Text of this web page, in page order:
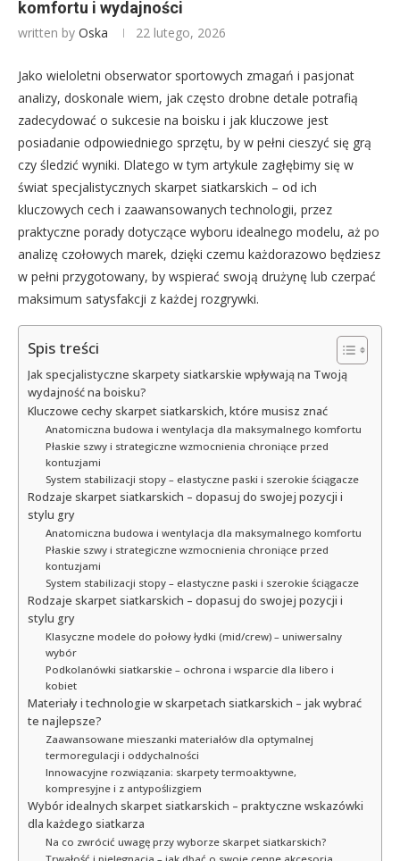
komfortu i wydajności
written by Oska 22 lutego, 2026
Jako wieloletni obserwator sportowych zmagań i pasjonat
analizy, doskonale wiem, jak często drobne detale potrafią
zadecydować o sukcesie na boisku i jak kluczowe jest
posiadanie odpowiedniego sprzętu, by w pełni cieszyć się grą
czy śledzić wyniki. Dlatego w tym artykule zagłębimy się w
świat specjalistycznych skarpet siatkarskich – od ich
kluczowych cech i zaawansowanych technologii, przez
praktyczne porady dotyczące wyboru idealnego modelu, aż po
analizę czołowych marek, dzięki czemu każdorazowo będziesz
w pełni przygotowany, by wspierać swoją drużynę lub czerpać
maksimum satysfakcji z każdej rozgrywki.
Spis treści
Jak specjalistyczne skarpety siatkarskie wpływają na Twoją
wydajność na boisku?
Kluczowe cechy skarpet siatkarskich, które musisz znać
Anatomiczna budowa i wentylacja dla maksymalnego komfortu
Płaskie szwy i strategiczne wzmocnienia chroniące przed
kontuzjami
System stabilizacji stopy – elastyczne paski i szerokie ściągacze
Rodzaje skarpet siatkarskich – dopasuj do swojej pozycji i
stylu gry
Anatomiczna budowa i wentylacja dla maksymalnego komfortu
Płaskie szwy i strategiczne wzmocnienia chroniące przed
kontuzjami
System stabilizacji stopy – elastyczne paski i szerokie ściągacze
Rodzaje skarpet siatkarskich – dopasuj do swojej pozycji i
stylu gry
Klasyczne modele do połowy łydki (mid/crew) – uniwersalny
wybór
Podkolanówki siatkarskie – ochrona i wsparcie dla libero i
kobiet
Materiały i technologie w skarpetach siatkarskich – jak wybrać
te najlepsze?
Zaawansowane mieszanki materiałów dla optymalnej
termoregulacji i oddychalności
Innowacyjne rozwiązania: skarpety termoaktywne,
kompresyjne i z antypoślizgiem
Wybór idealnych skarpet siatkarskich – praktyczne wskazówki
dla każdego siatkarza
Na co zwrócić uwagę przy wyborze skarpet siatkarskich?